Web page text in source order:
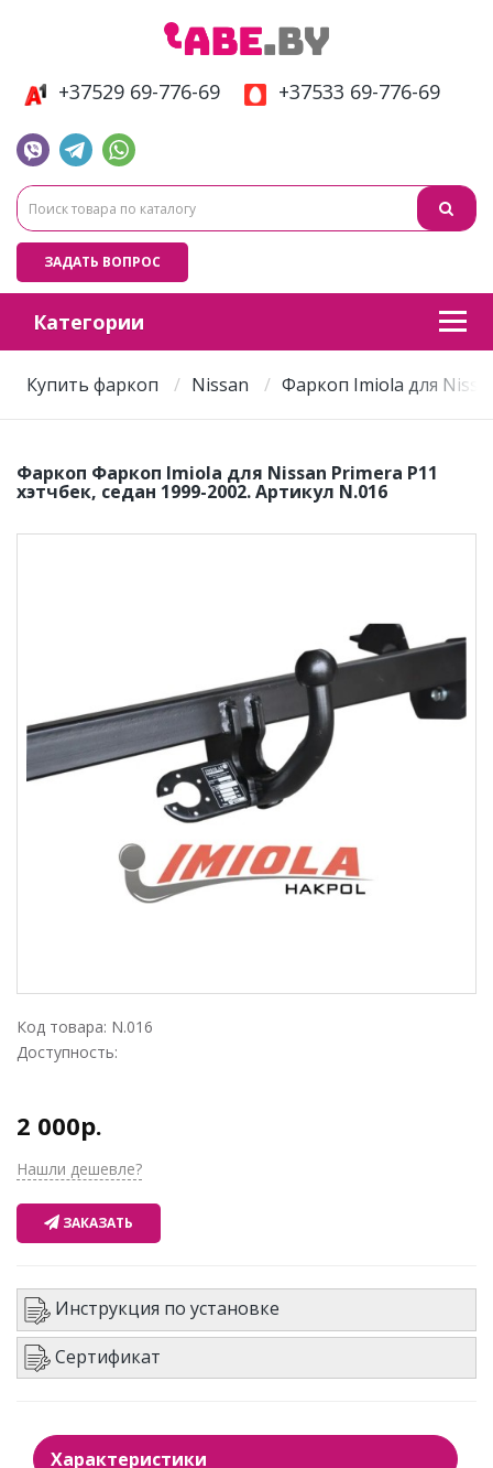
+37529 69-776-69 +37533 69-776-69
ЗАДАТЬ ВОПРОС
Категории
Купить фаркоп Nissan Фаркоп Imiola для
Фаркоп Фаркоп Imiola для Nissan Primera P11
хэтчбек, седан 1999-2002. Артикул N.016
Код товара: N.016
Доступность:
2 000р.
Нашли дешевле?
ЗАКАЗАТЬ
Инструкция по установке
Сертификат
Характеристики